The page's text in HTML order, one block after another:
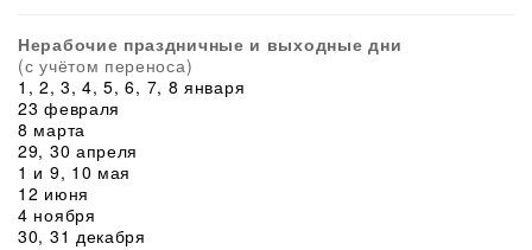
Нерабочие праздничные и выходные дни
(с учётом переноса)
1, 2, 3, 4, 5, 6, 7, 8 января
23 февраля
8 марта
29, 30 апреля
1 и 9, 10 мая
12 июня
4 ноября
30, 31 декабря